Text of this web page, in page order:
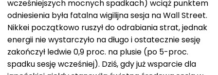
wcześniejszych mocnych spadkach) wciąż punktem
odniesienia była fatalna wigilijna sesja na Wall Street.
Nikkei początkowo ruszył do odrabiania strat, jednak
energii nie wystarczyło na długo i ostatecznie sesję
zakończył ledwie 0,9 proc. na plusie (po 5-proc.
spadku sesję wcześniej). Dziś, gdy już wsparcie dla